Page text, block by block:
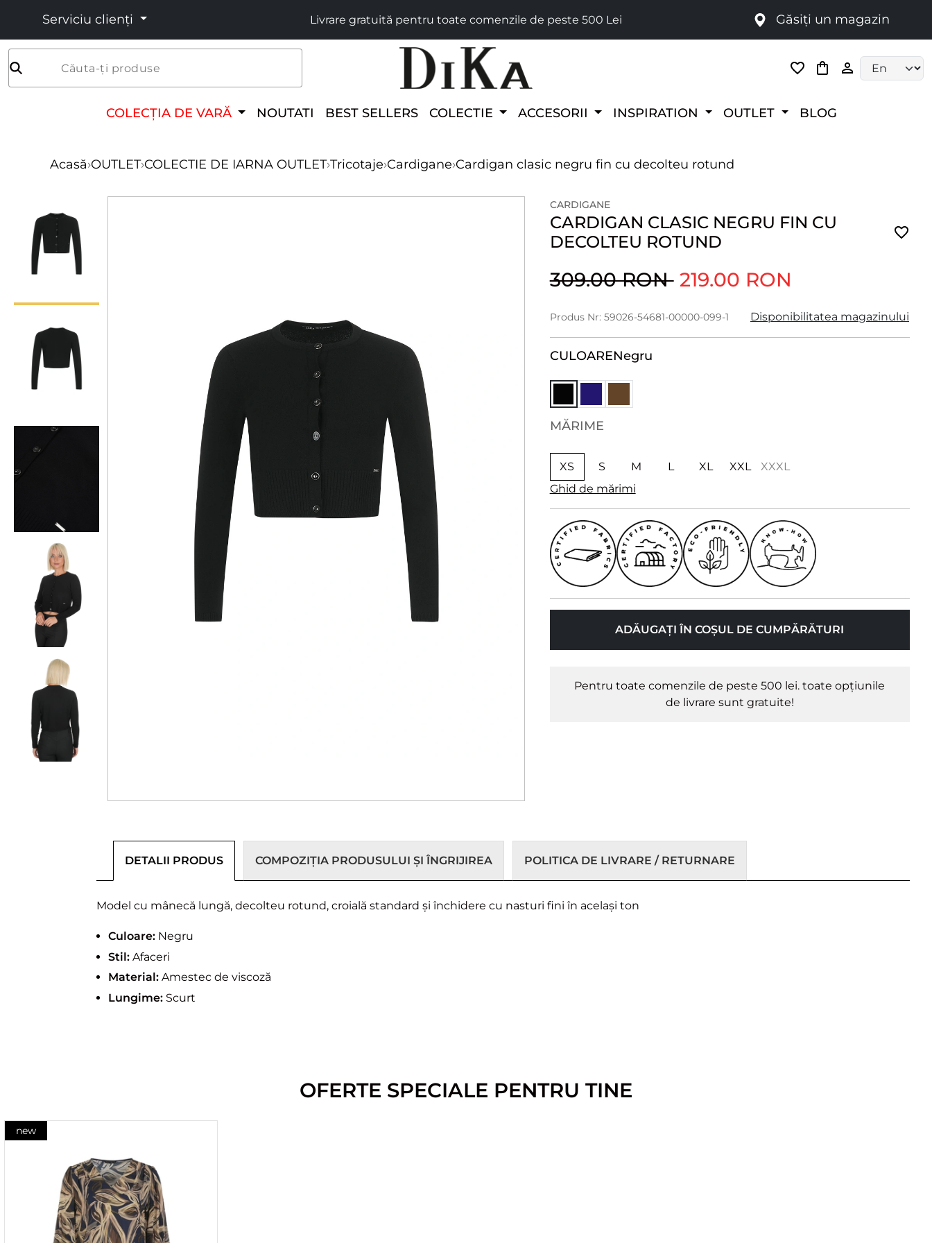
Serviciu clienți Livrare gratuită pentru toate comenzile de peste 500 Lei Găsiți un magazin
Căuta-ți produse
COLECȚIA DE VARĂ NOUTATI BEST SELLERS COLECTIE ACCESORII INSPIRATION OUTLET BLOG
Acasă›OUTLET›COLECTIE DE IARNA OUTLET›Tricotaje›Cardigane›Cardigan clasic negru fin cu decolteu rotund
CARDIGANE
CARDIGAN CLASIC NEGRU FIN CU
DECOLTEU ROTUND
309.00 RON 219.00 RON
Produs Nr: 59026-54681-00000-099-1 Disponibilitatea magazinului
CULOARENegru
MĂRIME
XS S M L XL XXL
XXXL
Ghid de mărimi
ADĂUGAȚI ÎN COȘUL DE CUMPĂRĂTURI
Pentru toate comenzile de peste 500 lei. toate opțiunile
de livrare sunt gratuite!
DETALII PRODUS COMPOZIȚIA PRODUSULUI ȘI ÎNGRIJIREA POLITICA DE LIVRARE / RETURNARE
Model cu mânecă lungă, decolteu rotund, croială standard și închidere cu nasturi fini în același ton
Culoare: Negru
Stil: Afaceri
Material: Amestec de viscoză
Lungime: Scurt
OFERTE SPECIALE PENTRU TINE
new